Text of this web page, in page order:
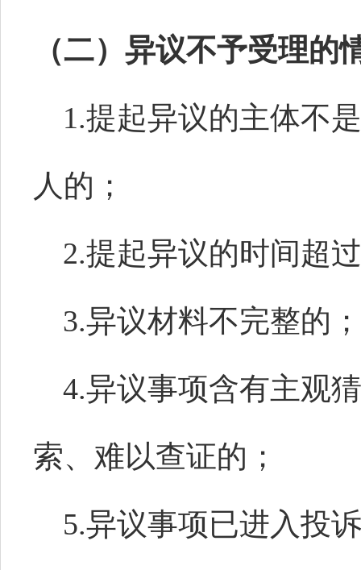
（二） 异议不予受理的
1.提起异议的主体不
人的；
2.提起异议的时间超
3.异议材料不完整的；
4.异议事项含有主观
索、难以查证的；
5.异议事项已进入投